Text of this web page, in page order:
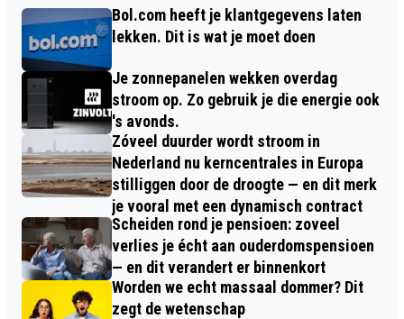
Bol.com heeft je klantgegevens laten
lekken. Dit is wat je moet doen
Je zonnepanelen wekken overdag
stroom op. Zo gebruik je die energie ook
's avonds.
Zóveel duurder wordt stroom in
Nederland nu kerncentrales in Europa
stilliggen door de droogte — en dit merk
je vooral met een dynamisch contract
Scheiden rond je pensioen: zoveel
verlies je écht aan ouderdomspensioen
— en dit verandert er binnenkort
Worden we echt massaal dommer? Dit
zegt de wetenschap